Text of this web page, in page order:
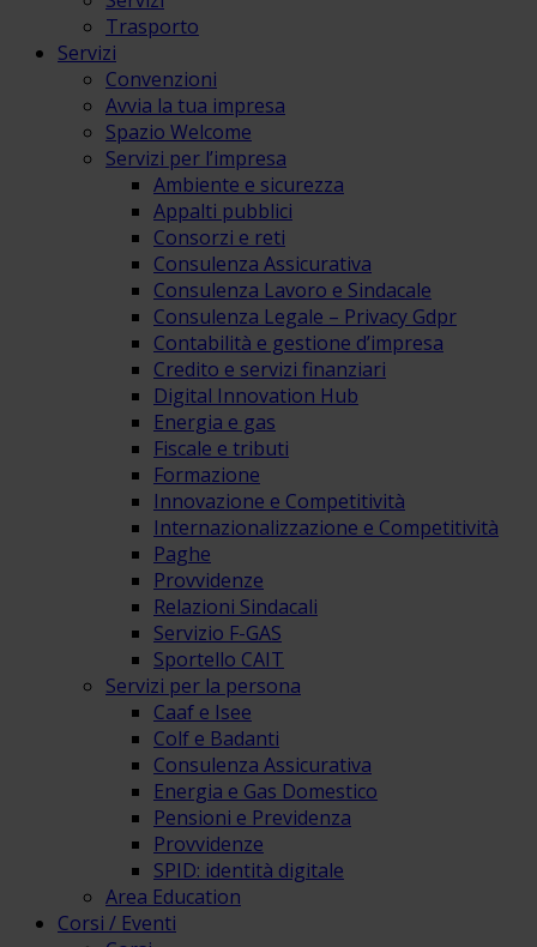
Trasporto
Servizi
Convenzioni
Avvia la tua impresa
Spazio Welcome
Servizi per l’impresa
Ambiente e sicurezza
Appalti pubblici
Consorzi e reti
Consulenza Assicurativa
Consulenza Lavoro e Sindacale
Consulenza Legale – Privacy Gdpr
Contabilità e gestione d’impresa
Credito e servizi finanziari
Digital Innovation Hub
Energia e gas
Fiscale e tributi
Formazione
Innovazione e Competitività
Internazionalizzazione e Competitività
Paghe
Provvidenze
Relazioni Sindacali
Servizio F-GAS
Sportello CAIT
Servizi per la persona
Caaf e Isee
Colf e Badanti
Consulenza Assicurativa
Energia e Gas Domestico
Pensioni e Previdenza
Provvidenze
SPID: identità digitale
Area Education
Corsi / Eventi